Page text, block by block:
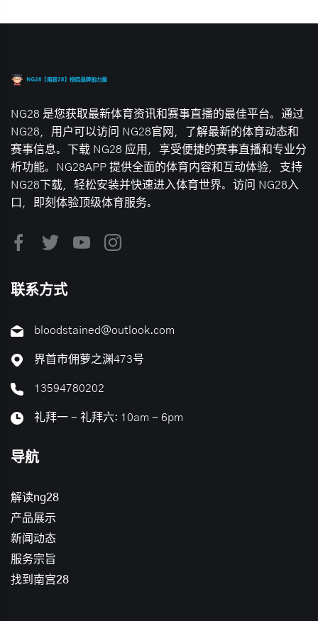
NG28 是您获取最新体育资讯和赛事直播的最佳平台。通过
NG28，用户可以访问 NG28官网，了解最新的体育动态和
赛事信息。下载 NG28 应用，享受便捷的赛事直播和专业分
析功能。NG28APP 提供全面的体育内容和互动体验，支持
NG28下载，轻松安装并快速进入体育世界。访问 NG28入
口，即刻体验顶级体育服务。
联系方式
bloodstained@outlook.com
界首市佣萝之渊473号
13594780202
礼拜一 - 礼拜六: 10am - 6pm
导航
解读ng28
产品展示
新闻动态
服务宗旨
找到南宫28